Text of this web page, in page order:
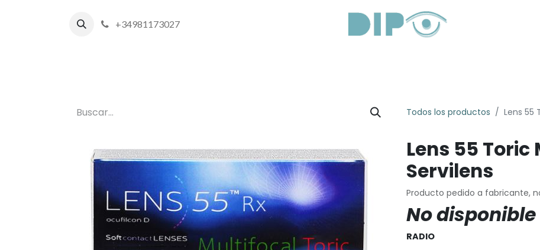
+34981173027
Todos los productos Lens 55
Lens 55
Servilens
Producto pedido a fabricante,
No disponible
RADIO